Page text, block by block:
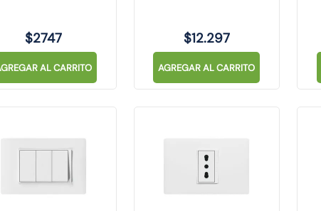
$2747
AL CARRITO
$12.297
AGREGAR AL CARRITO